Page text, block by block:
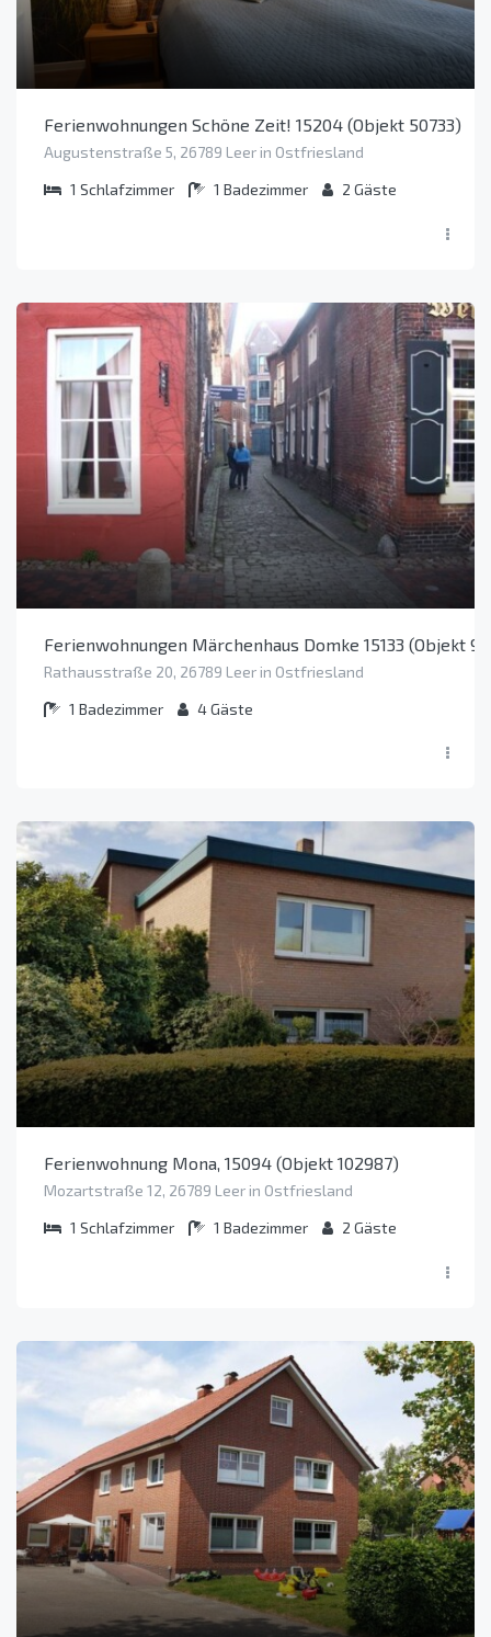
Ferienwohnungen Schöne Zeit! 15204 (Objekt 50733)
Augustenstraße 5, 26789 Leer in Ostfriesland
1 Schlafzimmer 1 Badezimmer 2 Gäste
Ferienwohnungen Märchenhaus Domke 15133 (Objekt
Rathausstraße 20, 26789 Leer in Ostfriesland
1 Badezimmer 4Gäste
Ferienwohnung Mona, 15094 (Objekt 102987)
Mozartstraße 12, 26789 Leer in Ostfriesland
1 Schlafzimmer 1 Badezimmer 2 Gäste